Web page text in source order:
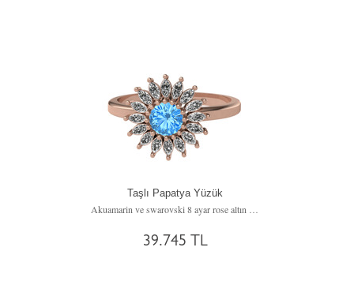
Taşlı Papatya Yüzük
39.745 TL